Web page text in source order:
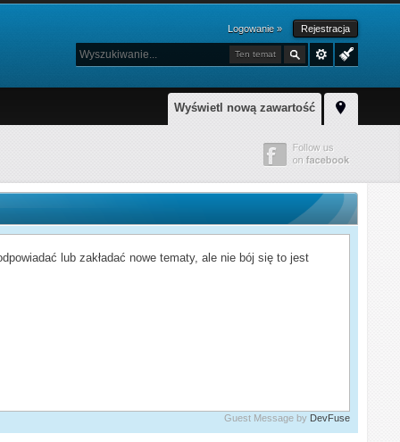
Logowanie » Rejestracja
Ten temat
Wyświetl nową zawartość
lub zakładać nowe tematy, ale nie bój się to jest
Guest Message by DevFuse